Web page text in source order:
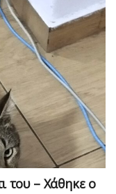
του – Χάθηκε ο